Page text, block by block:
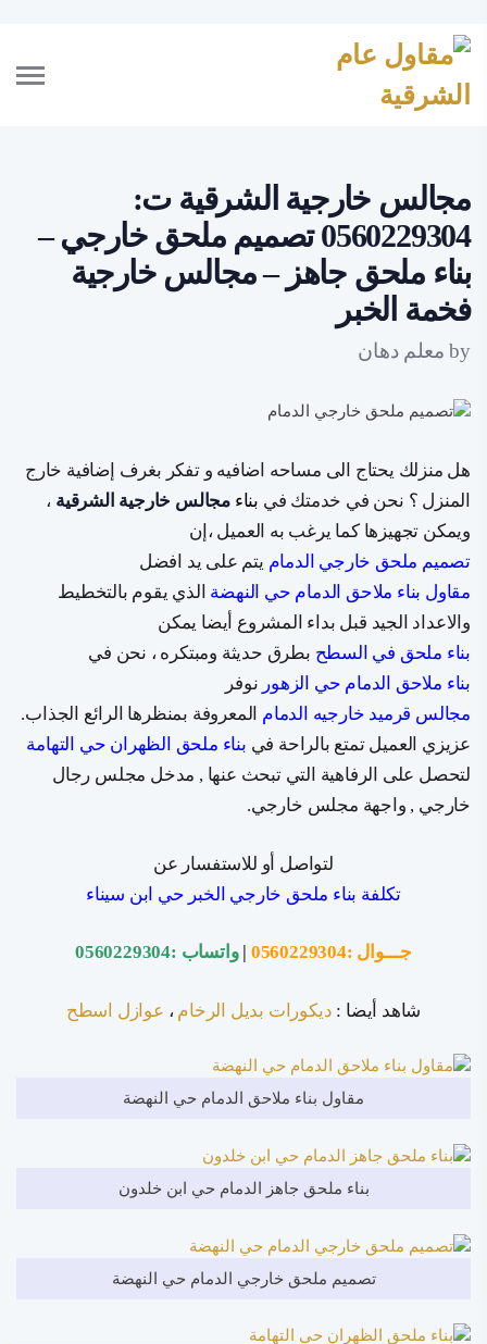
مجالس خارجية الشرقية ت:
0560229304 تصميم ملحق خارجي –
بناء ملحق جاهز – مجالس خارجية
فخمة الخبر
by معلم دهان
هل منزلك يحتاج الى مساحه اضافيه و تفكر بغرف إضافية خارج
المنزل ؟ نحن في خدمتك في بناء مجالس خارجية الشرقية ،
ويمكن تجهيزها كما يرغب به العميل ،إن
تصميم ملحق خارجي الدمام يتم على يد افضل
مقاول بناء ملاحق الدمام حي النهضة الذي يقوم بالتخطيط
والاعداد الجيد قبل بداء المشروع أيضا يمكن
بناء ملحق في السطح بطرق حديثة ومبتكره ، نحن في
بناء ملاحق الدمام حي الزهور نوفر
مجالس قرميد خارجيه الدمام المعروفة بمنظرها الرائع الجذاب.
عزيزي العميل تمتع بالراحة في بناء ملحق الظهران حي التهامة
لتحصل على الرفاهية التي تبحث عنها , مدخل مجلس رجال
خارجي , واجهة مجلس خارجي.
لتواصل أو للاستفسار عن
تكلفة بناء ملحق خارجي الخبر حي ابن سيناء
جـــوال :0560229304
| واتساب :0560229304
شاهد أيضا : ديكورات بديل الرخام ، عوازل اسطح
مقاول بناء ملاحق الدمام حي النهضة
بناء ملحق جاهز الدمام حي ابن خلدون
تصميم ملحق خارجي الدمام حي النهضة